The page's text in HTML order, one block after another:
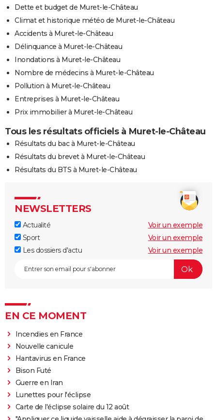
Dette et budget de Muret-le-Château
Climat et historique météo de Muret-le-Château
Accidents à Muret-le-Château
Délinquance à Muret-le-Château
Inondations à Muret-le-Château
Nombre de médecins à Muret-le-Château
Pollution à Muret-le-Château
Entreprises à Muret-le-Château
Prix immobilier à Muret-le-Château
Tous les résultats officiels à Muret-le-Château
Résultats du bac à Muret-le-Château
Résultats du brevet à Muret-le-Château
Résultats du BTS à Muret-le-Château
NEWSLETTERS
Actualité
Voir un exemple
Sport
Voir un exemple
Les dossiers d'actu
Voir un exemple
EN CE MOMENT
Incendies en France
Nouvelle canicule
Hantavirus en France
Bison Futé
Guerre en Iran
Lunettes pour l'éclipse
Carte de l'éclipse solaire du 12 août